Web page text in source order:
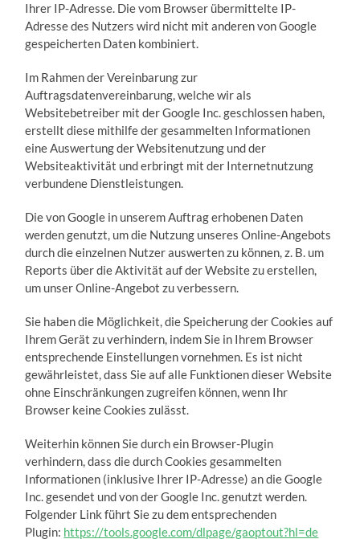
Ihrer IP-Adresse. Die vom Browser übermittelte IP-
Adresse des Nutzers wird nicht mit anderen von Google
gespeicherten Daten kombiniert.
Im Rahmen der Vereinbarung zur
Auftragsdatenvereinbarung, welche wir als
Websitebetreiber mit der Google Inc. geschlossen haben,
erstellt diese mithilfe der gesammelten Informationen
eine Auswertung der Websitenutzung und der
Websiteaktivität und erbringt mit der Internetnutzung
verbundene Dienstleistungen.
Die von Google in unserem Auftrag erhobenen Daten
werden genutzt, um die Nutzung unseres Online-Angebots
durch die einzelnen Nutzer auswerten zu können, z. B. um
Reports über die Aktivität auf der Website zu erstellen,
um unser Online-Angebot zu verbessern.
Sie haben die Möglichkeit, die Speicherung der Cookies auf
Ihrem Gerät zu verhindern, indem Sie in Ihrem Browser
entsprechende Einstellungen vornehmen. Es ist nicht
gewährleistet, dass Sie auf alle Funktionen dieser Website
ohne Einschränkungen zugreifen können, wenn Ihr
Browser keine Cookies zulässt.
Weiterhin können Sie durch ein Browser-Plugin
verhindern, dass die durch Cookies gesammelten
Informationen (inklusive Ihrer IP-Adresse) an die Google
Inc. gesendet und von der Google Inc. genutzt werden.
Folgender Link führt Sie zu dem entsprechenden
Plugin: https://tools.google.com/dlpage/gaoptout?hl=de